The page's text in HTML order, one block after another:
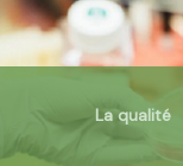
La qualité